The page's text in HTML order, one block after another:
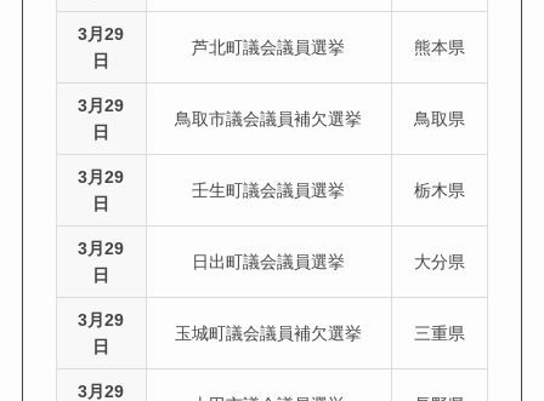
3月29
日
芦北町議会議員選挙 熊本県
3月29
日
鳥取市議会議員補欠選挙 鳥取県
3月29
日
壬生町議会議員選挙 栃木県
3月29
日
日出町議会議員選挙 大分県
3月29
日
玉城町議会議員補欠選挙 三重県
3月29